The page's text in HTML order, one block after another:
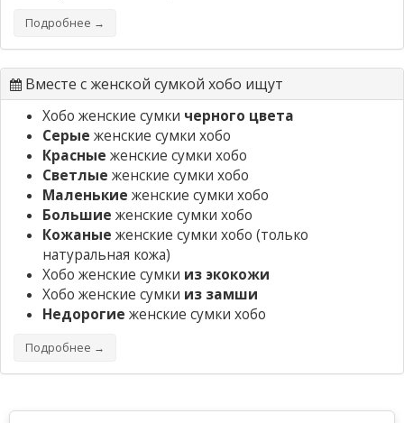
Подробнее →
Вместе с женской сумкой хобо ищут
Хобо женские сумки черного цвета
Серые женские сумки хобо
Красные женские сумки хобо
Светлые женские сумки хобо
Маленькие женские сумки хобо
Большие женские сумки хобо
Кожаные женские сумки хобо (только
натуральная кожа)
Хобо женские сумки из экокожи
Хобо женские сумки из замши
Недорогие женские сумки хобо
Подробнее →